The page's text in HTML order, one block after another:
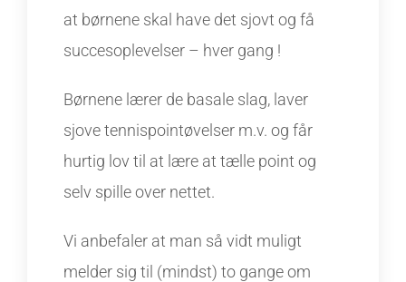
at børnene skal have det sjovt og få
succesoplevelser – hver gang !
Børnene lærer de basale slag, laver
sjove tennispointøvelser m.v. og får
hurtig lov til at lære at tælle point og
selv spille over nettet.
Vi anbefaler at man så vidt muligt
melder sig til (mindst) to gange om